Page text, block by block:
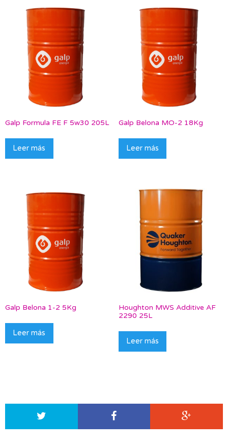
Galp Formula FE F 5w30 205L
Leer más
Galp Belona MO-2 18Kg
Leer más
Galp Belona 1-2 5Kg
Leer más
Houghton MWS Additive AF
2290 25L
Leer más